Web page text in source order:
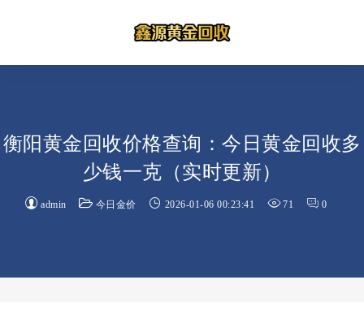
衡阳黄金回收价格查询：今日黄金回收多
少钱一克（实时更新）
admin 今日金价 2026-01-06 00:23:41 71 0